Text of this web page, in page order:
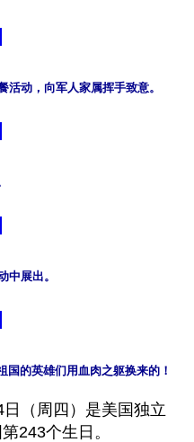
动，向军人家属挥手致意。
中展出。
的英雄们用血肉之躯换来的！
日（周四）是美国独立
243个生日。